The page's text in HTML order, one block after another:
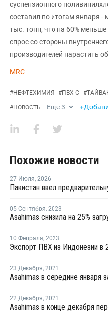
суспензионного
составил по итогам января -
тыс. тонн, что на 60%
спрос со стороны
производителей нарастить
MRC
#НЕФТЕХИМИЯ #ПВХ-С #
#НОВОСТЬ Еще3
Похожие новости
27 Июля, 2026
05 Сентября, 2023
10 Февраля, 2023
Экспорт ПВХ из Индонезии в
23 Декабря, 2021
22 Декабря, 2021